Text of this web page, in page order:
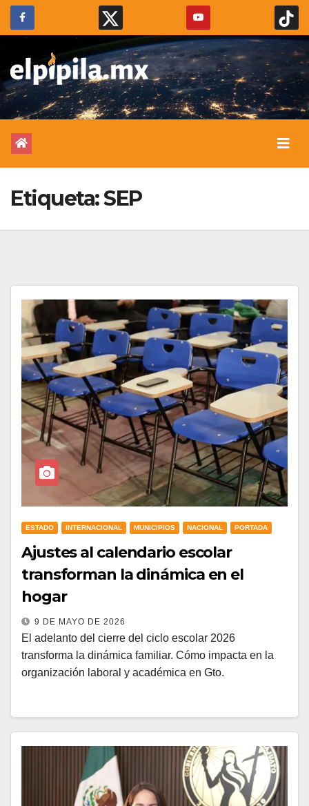
Etiqueta:SEP
ESTADO INTERNACIONAL MUNICIPIOS NACIONAL PORTADA
Ajustes al calendario escolar
transforman la dinámica en el
hogar
9 DE MAYO DE 2026
El adelanto del cierre del ciclo escolar 2026
transforma la dinámica familiar. Cómo impacta en la
organización laboral y académica en Gto.